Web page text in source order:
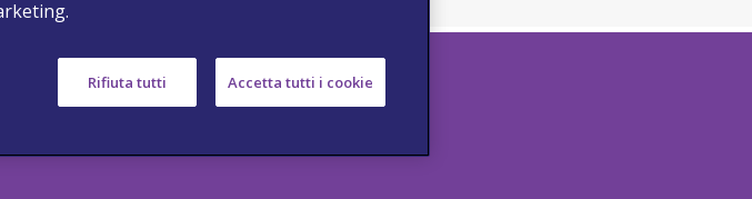
Rifiuta tutti Accetta tutti i cookie